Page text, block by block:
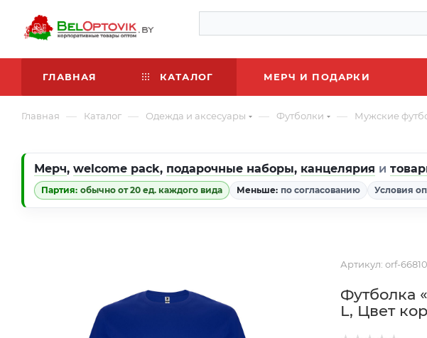
ГЛАВНАЯ КАТАЛОГ МЕРЧ И ПОДАРКИ
Главная — Каталог — Одежда и аксесуары — Футболки — Мужские
Мерч, welcome pack, подарочные наборы, канцелярия и
Партия: обычно от 20 ед. каждого вида Меньше: по согласованию Условия
Артикул: orf-
Футболка
L, Цвет